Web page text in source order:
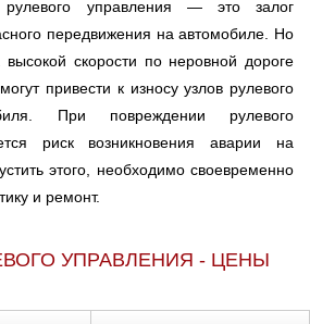
рулевого управления — это залог
передвижения на автомобиле. Но
высокой скорости по неровной дороге
привести к износу узлов рулевого
При повреждении рулевого
риск возникновения аварии на
этого, необходимо своевременно
и ремонт.
УПРАВЛЕНИЯ - ЦЕНЫ